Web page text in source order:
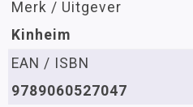
Merk / Uitgever
Kinheim
EAN / ISBN
9789060527047